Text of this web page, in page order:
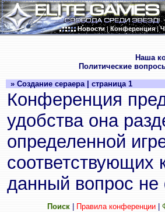
Новости|Конференция|
Наша
Политические
» Создание сераера | страница 1
Конференция
удобства она
определенной
соответствующих
данный вопрос
Поиск| Правила конференции|